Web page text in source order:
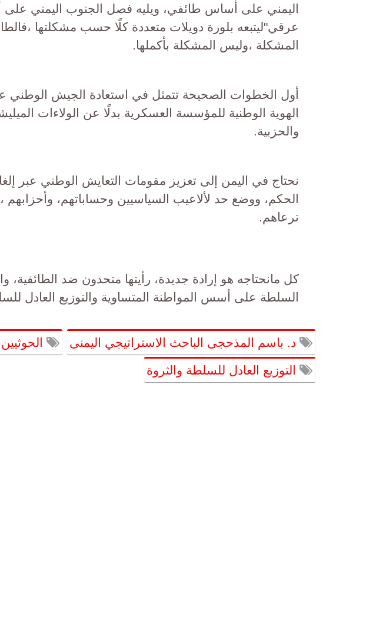
اليمني على أساس طائفي، ويليه فصل الجنوب اليمني
عرقي"ليتبعه بلورة دويلات متعددة كلًا حسب مشكلتها
المشكلة ،وليس المشكلة بأكملها.
أول الخطوات الصحيحة تتمثل في استعادة الجيش الوطني عبر
الهوية الوطنية للمؤسسة العسكرية بدلًا عن الولاءات
والحزبية.
نحتاج في اليمن إلى تعزيز مقومات التعايش الوطني عبر
الحكم، ووضع حد لألاعيب السياسيين وحساباتهم، وأحزابهم
ترعاهم.
كل مانحتاجه هو إرادة جديدة، رأيتها متحدون ضد الطائفية،
السلطة على أسس المواطنة المتساوية والتوزيع العادل
د. باسم المذحجى الباحث الاستراتيجي اليمنى الحوثيين
التوزيع العادل للسلطة والثروة